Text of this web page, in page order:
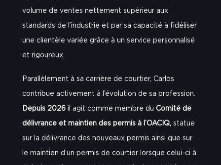
volume de ventes nettement supérieur aux
standards de l’industrie et par sa capacité à fidéliser
une clientèle variée grâce à un service personnalisé
et rigoureux.
Parallèlement à sa carrière de courtier, Carlos
contribue activement à l’évolution de sa profession.
Depuis 2026 il agit comme membre du Comité de
délivrance et maintien des permis à l’OACIQ, statue
sur la délivrance des nouveaux permis ainsi que sur
le maintien d’un permis de courtier lorsque celui-ci à